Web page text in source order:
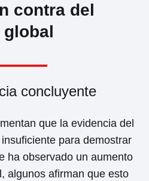
contra del
concluyente
que la evidencia del
para demostrar
ha observado un aumento
algunos afirman que esto